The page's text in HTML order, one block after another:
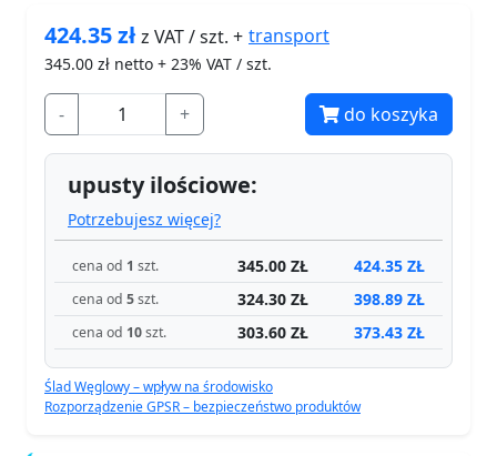
424.35złz VAT / szt. + transport
345.00 zł netto + 23% VAT / szt.
- + do koszyka
upusty ilościowe:
Potrzebujesz więcej?
cena od 1 szt. 345.00 ZŁ 424.35 ZŁ
cena od 5szt. 324.30 ZŁ 398.89 ZŁ
cena od 10szt. 303.60 ZŁ 373.43 ZŁ
Ślad Węglowy – wpływ na środowisko
Rozporządzenie GPSR – bezpieczeństwo produktów